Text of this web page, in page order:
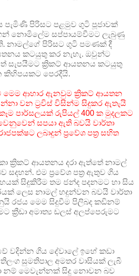
පිරිසට පළමුව ගුටි පූජාවක්
නොමිලේම සප්පායම්වීමට ලැබුණු
නාමල්ගේ පිරිසට ගුටි පමණක් දී
කටයුතු කර නැහැ. ඔවුන්ට
සැපයීමට ක්‍රිකට් ආයතනය කටයුතු
කිහිපයකට පෙරදීයි.
ආහාර ඇනවුම ක්‍රිකට් ආයතන
වන ට්‍රවිස් විසින්ම සිදුකර ඇතැයි
පාර්සලයක් රුපියල් 400 ක මුදලකට
සපයා ඇති බවයි වාර්තා
ලබාදුන් ප්‍රවේශ පත්‍ර සහිත
ක්‍රිකට් ආයතනය දරා ඇත්තේ නාමල්
සදහන්. එම ප්‍රවේශ පත්‍ර ඇතුව ගිය
සිදුකිරීම තම ජන්ද පදනමට හා සිය
ලෙස නාමල් හදුන්වන බවයි වාර්තා
රජය මෙම සිදුවීම පිලිබද කඩිනම්
ක්‍රීඩා අමාත්‍ය ඩලස් අලප්පෙරුමට
වදින්න ගිය දේවාලේ ඉහේ කඩා
සුමතිපාල අමතර වාසියක් ලැබී
නම් මෙවැන්නක් සිදු නොවන බව